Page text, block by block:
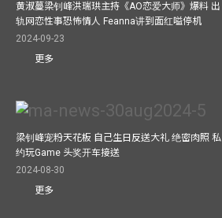
黄淑蔓梁钊峰洪瑞珙主持《AO恋爱大师》爆料 出
轨网恋性事恐怖情人 Feanna讲到面红嗌停机
2024-09-23
更多
梁钊峰宠粉天花板 自己生日反送大礼 绝密肉照 私
约玩Game 头奖开车接送
2024-08-30
更多